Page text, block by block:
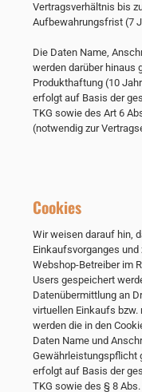
Vertragsverhältnis bis
Aufbewahrungsfrist (7
Die Daten Name,
werden darüber hinaus
Produkthaftung (10
erfolgt auf Basis der
TKG sowie des Art 6
(notwendig zur
Cookies
Wir weisen darauf hin,
Einkaufsvorganges
Webshop-Betreiber im
Users gespeichert
Datenübermittlung an
virtuellen Einkaufs
werden die in den
Daten Name und
Gewährleistungspflicht
erfolgt auf Basis der
TKG sowie des § 8 Abs.